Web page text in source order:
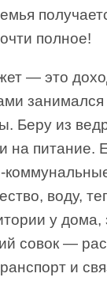
полное!
— это
занимался
Беру из
на
воду,
у дома,
совок —
и